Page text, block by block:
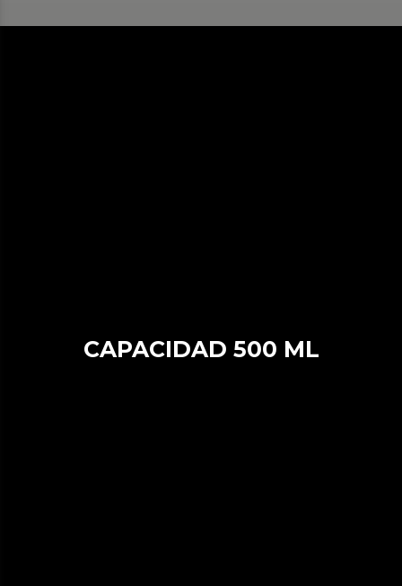
CAPACIDAD 500 ML